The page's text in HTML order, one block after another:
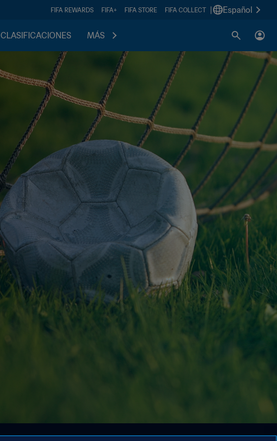
FIFA REWARDS FIFA+ FIFA STORE FIFA COLLECT Español
CLASIFICACIONES MÁS